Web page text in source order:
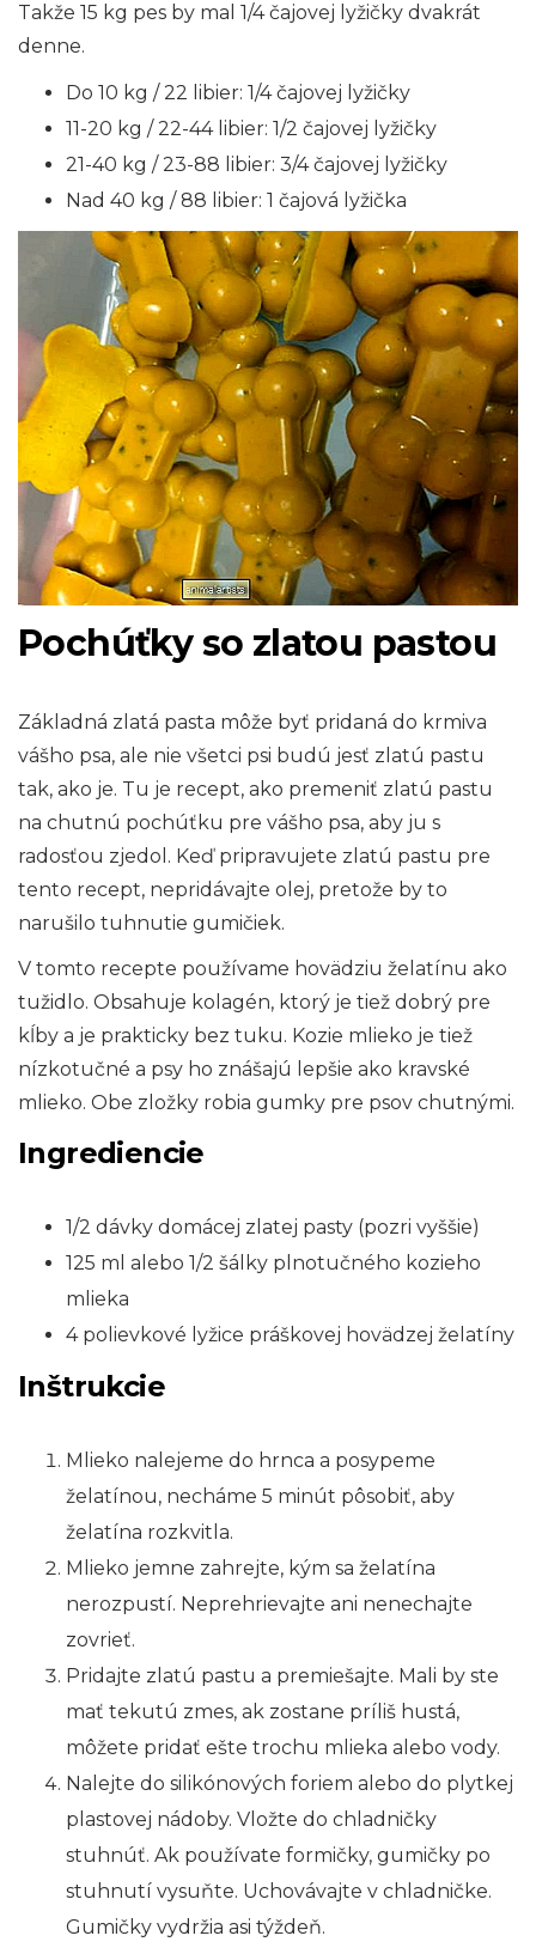
Takže 15 kg pes by mal 1/4 čajovej lyžičky dvakrát
denne.
Do 10 kg / 22 libier: 1/4 čajovej lyžičky
11-20 kg / 22-44 libier: 1/2 čajovej lyžičky
21-40 kg / 23-88 libier: 3/4 čajovej lyžičky
Nad 40 kg / 88 libier: 1 čajová lyžička
Pochúťky so zlatou pastou
Základná zlatá pasta môže byť pridaná do krmiva
vášho psa, ale nie všetci psi budú jesť zlatú pastu
tak, ako je. Tu je recept, ako premeniť zlatú pastu
na chutnú pochúťku pre vášho psa, aby ju s
radosťou zjedol. Keď pripravujete zlatú pastu pre
tento recept, nepridávajte olej, pretože by to
narušilo tuhnutie gumičiek.
V tomto recepte používame hovädziu želatínu ako
tužidlo. Obsahuje kolagén, ktorý je tiež dobrý pre
kĺby a je prakticky bez tuku. Kozie mlieko je tiež
nízkotučné a psy ho znášajú lepšie ako kravské
mlieko. Obe zložky robia gumky pre psov chutnými.
Ingrediencie
1/2 dávky domácej zlatej pasty (pozri vyššie)
125 ml alebo 1/2 šálky plnotučného kozieho
mlieka
4 polievkové lyžice práškovej hovädzej želatíny
Inštrukcie
Mlieko nalejeme do hrnca a posypeme
želatínou, necháme 5 minút pôsobiť, aby
želatína rozkvitla.
Mlieko jemne zahrejte, kým sa želatína
nerozpustí. Neprehrievajte ani nenechajte
zovrieť.
Pridajte zlatú pastu a premiešajte. Mali by ste
mať tekutú zmes, ak zostane príliš hustá,
môžete pridať ešte trochu mlieka alebo vody.
Nalejte do silikónových foriem alebo do plytkej
plastovej nádoby. Vložte do chladničky
stuhnúť. Ak používate formičky, gumičky po
stuhnutí vysuňte. Uchovávajte v chladničke.
Gumičky vydržia asi týždeň.